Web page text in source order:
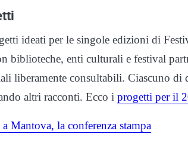
ideati per le singole edizioni di
biblioteche, enti culturali e festival
liberamente consultabili. Ciascuno di
altri racconti. Ecco i progetti per il
Mantova, la conferenza stampa